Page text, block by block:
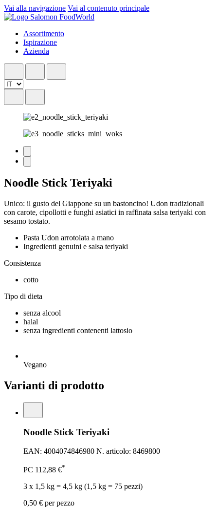
Vai alla navigazione Vai al contenuto principale
Assortimento
Ispirazione
Azienda
Noodle Stick Teriyaki
Unico: il gusto del Giappone su un bastoncino! Udon tradizionali
con carote, cipollotti e funghi asiatici in raffinata salsa teriyaki con
sesamo tostato.
Pasta Udon arrotolata a mano
Ingredienti genuini e salsa teriyaki
Consistenza
cotto
Tipo di dieta
senza alcool
halal
senza ingredienti contenenti lattosio
Vegano
Varianti di prodotto
Noodle Stick Teriyaki
EAN: 4004074846980 N. articolo: 8469800
PC 112,88 €*
3 x 1,5 kg = 4,5 kg (1,5 kg = 75 pezzi)
0,50 € per pezzo